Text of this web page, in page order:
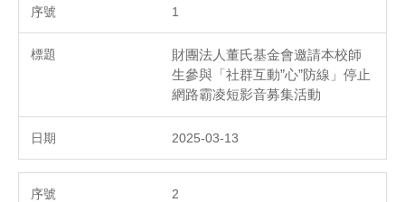
1
財團法人董氏基金會邀請本校師
生參與「社群互動”心”防線」停止
網路霸凌短影音募集活動
2025-03-13
2